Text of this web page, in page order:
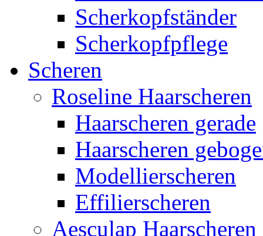
Scherkopfständer
Scherkopfpflege
Scheren
Roseline Haarscheren
Haarscheren gerade
Haarscheren
Modellierscheren
Effilierscheren
Aesculap Haarscheren